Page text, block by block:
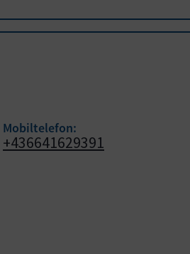
Mobiltelefon:
+436641629391